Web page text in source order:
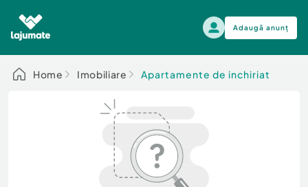
Adaugă anunț
Alege categoria
Auto, moto si ambarcatiuni
Electronice si electrocasnice
Auto, moto si ambarcatiuni
Home Imobiliare Apartamente de inchiriat